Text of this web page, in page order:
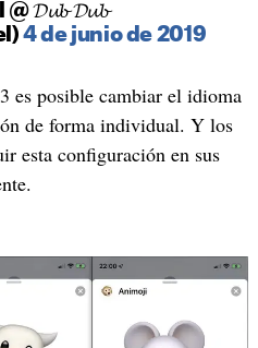
𝓓𝓾𝓫 𝓓𝓾𝓫
4 de junio de 2019
es posible cambiar el idioma
de forma individual. Y los
esta configuración en sus